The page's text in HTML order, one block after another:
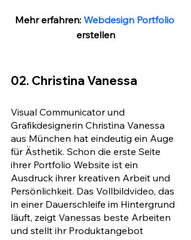
Mehr erfahren: Webdesign Portfolio
erstellen
02. Christina Vanessa
Visual Communicator und
Grafikdesignerin Christina Vanessa
aus München hat eindeutig ein Auge
für Ästhetik. Schon die erste Seite
ihrer Portfolio Website ist ein
Ausdruck ihrer kreativen Arbeit und
Persönlichkeit. Das Vollbildvideo, das
in einer Dauerschleife im Hintergrund
läuft, zeigt Vanessas beste Arbeiten
und stellt ihr Produktangebot